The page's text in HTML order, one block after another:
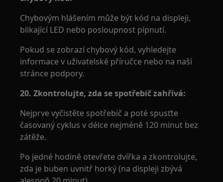
Chybovým hlášením může být kód na displeji,
blikající LED nebo posloupnost pípnutí.
Pokud se zobrazí chybový kód, vyhledejte
informace v uživatelské příručce nebo na naší
stránce podpory.
20. Zkontrolujte, zda se spotřebič zahřívá:
Nejprve vyčistěte spotřebič a poté spusťte
časovaný cyklus v délce nejméně 120 minut bez
zátěže.
Po jedné hodině otevřete dvířka a zkontrolujte,
zda je buben uvnitř horký (na displeji zbývá